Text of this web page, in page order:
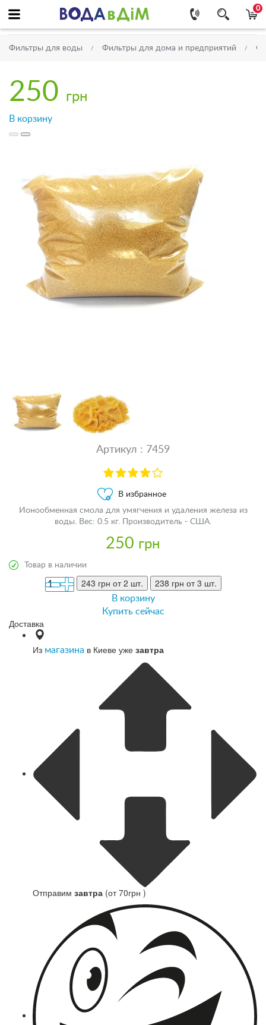
0
Фильтры для воды Фильтры для дома и предприятий
250 грн
В корзину
Артикул : 7459
В избранное
Ионообменная смола для умягчения и удаления железа из
воды. Вес: 0.5 кг. Производитель - США.
250 грн
Товар в наличии
243 грн от 2 шт. 238 грн от 3 шт.
В корзину
Купить сейчас
Доставка
Из магазина в Киеве уже завтра
Отправим завтра (от 70грн )